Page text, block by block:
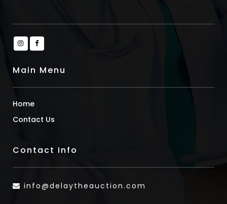
Main Menu
Home
Contact Us
Contact Info
info@delaytheauction.com